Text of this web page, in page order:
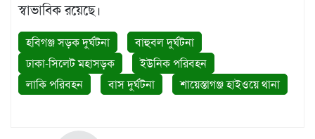
স্বাভাবিক রয়েছে।
হবিগঞ্জ সড়ক দুর্ঘটনা
বাহুবল দুর্ঘটনা
ঢাকা-সিলেট মহাসড়ক
ইউনিক পরিবহন
লাকি পরিবহন
বাস দুর্ঘটনা শায়েস্তাগঞ্জ হাইওয়ে থানা